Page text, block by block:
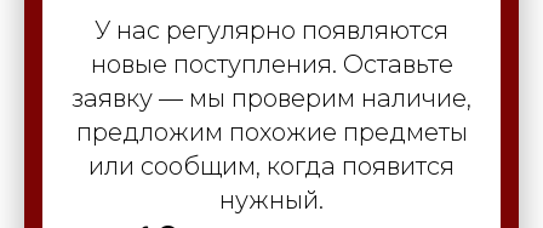
У нас регулярно появляются
новые поступления. Оставьте
заявку — мы проверим наличие,
предложим похожие предметы
или сообщим, когда появится
нужный.